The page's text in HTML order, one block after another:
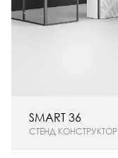
СТЕНД КОНСТРУКТОР
SMART 36